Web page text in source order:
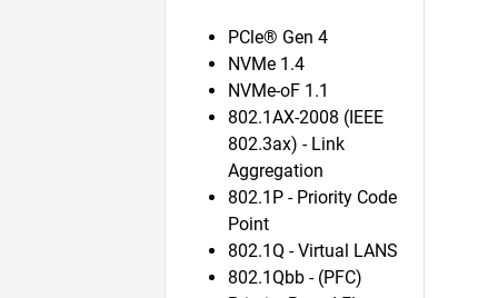
PCle® Gen 4
NVMe 1.4
NVMe-oF 1.1
802.1AX-2008 (IEEE
802.3ax) - Link
Aggregation
802.1P - Priority Code
Point
802.1Q - Virtual LANS
802.1Qbb - (PFC)